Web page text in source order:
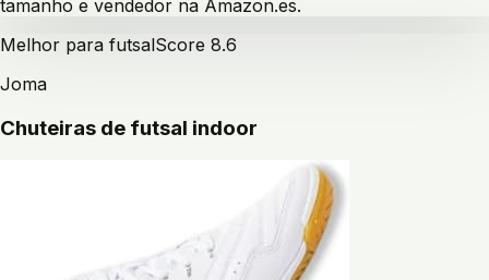
tamanho e vendedor na Amazon.es.
Melhor para futsalScore 8.6
Joma
Chuteiras de futsal indoor